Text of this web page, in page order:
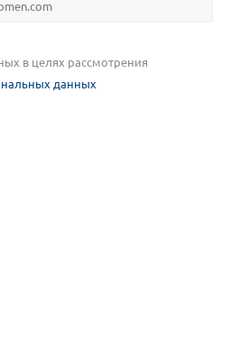
в целях рассмотрения
данных